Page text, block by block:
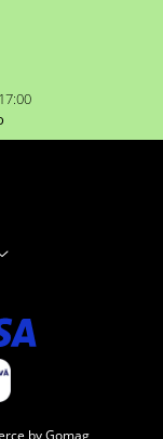
by Gomag